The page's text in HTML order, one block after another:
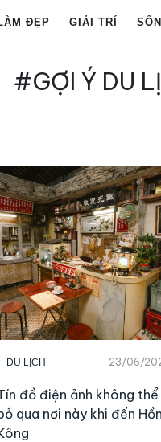
ĐẸP GIẢI TRÍ
#GỢI Ý DU
DU LỊCH 23/06/
đồ điện ảnh không thể
qua nơi này khi đến